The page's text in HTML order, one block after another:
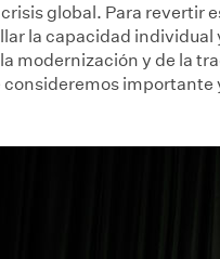
global. Para revertir
la capacidad individual
modernización y de la
consideremos importante